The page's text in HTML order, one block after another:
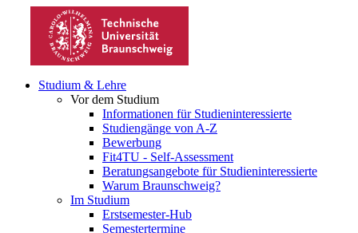
Studium & Lehre
Vor dem Studium
Informationen für Studieninteressierte
Studiengänge von A-Z
Bewerbung
Fit4TU - Self-Assessment
Beratungsangebote für Studieninteressierte
Warum Braunschweig?
Im Studium
Erstsemester-Hub
Semestertermine